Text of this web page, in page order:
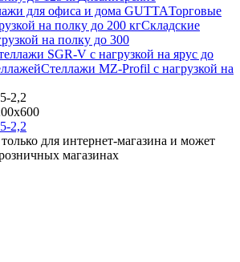
для офиса и дома GUTTAТорговые
на полку до 200 кгСкладские
на полку до 300
SGR-V с нагрузкой на ярус до
Стеллажи MZ-Profil с нагрузкой на
2,2
для интернет-магазина и может
магазинах